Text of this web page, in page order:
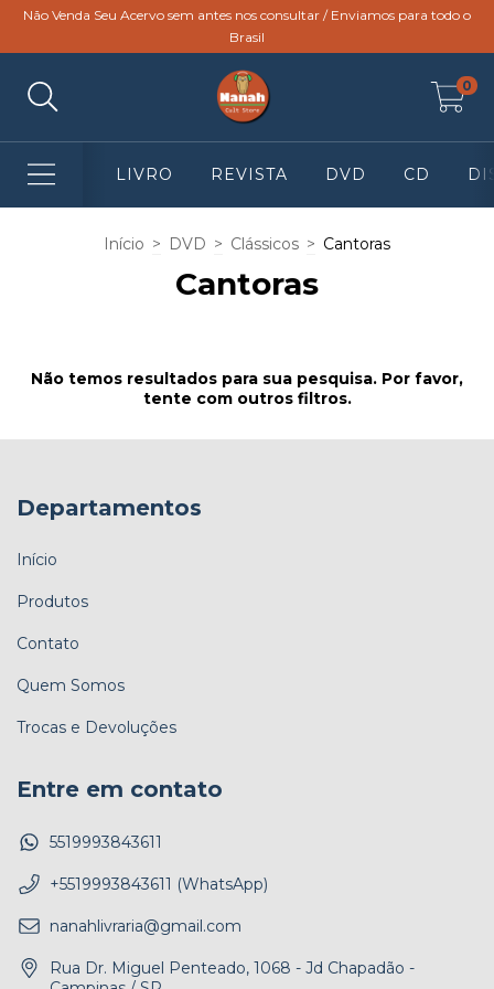
Não Venda Seu Acervo sem antes nos consultar / Enviamos para todo o
Brasil
0
LIVRO REVISTA DVD CD
Início > DVD > Clássicos > Cantoras
Cantoras
Não temos resultados para sua pesquisa. Por favor,
tente com outros filtros.
Departamentos
Início
Produtos
Contato
Quem Somos
Trocas e Devoluções
Entre em contato
5519993843611
+5519993843611 (WhatsApp)
nanahlivraria@gmail.com
Rua Dr. Miguel Penteado, 1068 - Jd Chapadão -